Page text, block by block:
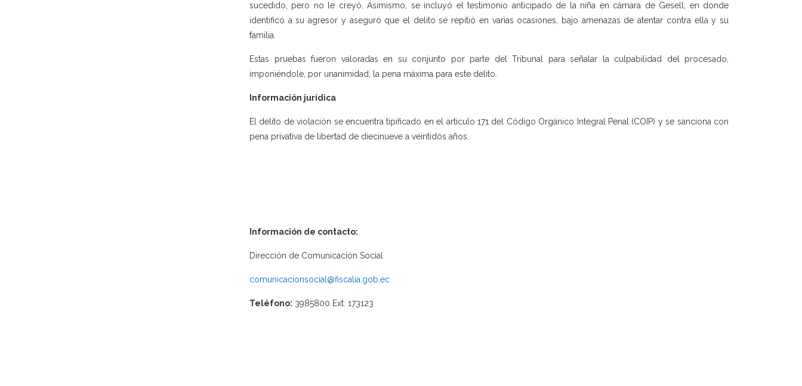
sucedido, pero no le creyó. Asimismo, se incluyó el testimonio anticipado de la niña en cámara de Gesell, en donde
identificó a su agresor y aseguró que el delito se repitió en varias ocasiones, bajo amenazas de atentar contra ella y su
familia.
Estas pruebas fueron valoradas en su conjunto por parte del Tribunal para señalar la culpabilidad del procesado,
imponiéndole, por unanimidad, la pena máxima para este delito.
Información jurídica
El delito de violación se encuentra tipificado en el artículo 171 del Código Orgánico Integral Penal (COIP) y se sanciona con
pena privativa de libertad de diecinueve a veintidós años.
Información de contacto:
Dirección de Comunicación Social
comunicacionsocial@fiscalia.gob.ec
Teléfono: 3985800 Ext. 173123